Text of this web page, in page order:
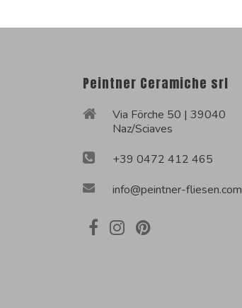
Peintner Ceramiche srl
Via Förche 50 | 39040
Naz/Sciaves
+39 0472 412 465
info@peintner-fliesen.com